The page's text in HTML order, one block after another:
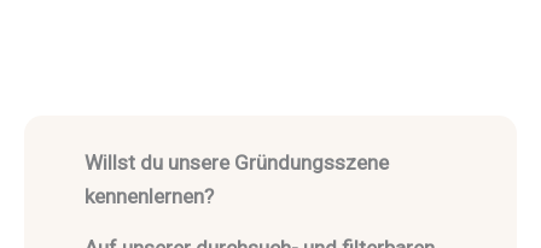
Willst du unsere Gründungsszene
kennenlernen?